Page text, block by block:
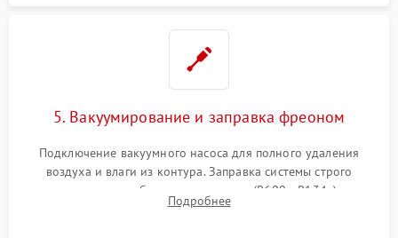
5. Вакуумирование и заправка фреоном
Подключение вакуумного насоса для полного удаления
воздуха и влаги из контура. Заправка системы строго
дозированным объемом хладагента (R600a, R134a) по
электронным весам. Контроль рабочего давления в системе.
Подробнее